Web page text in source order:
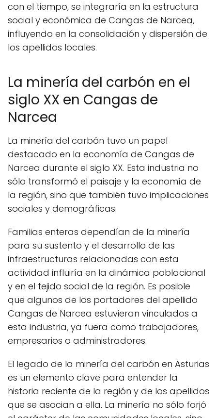
con el tiempo, se integraría en la estructura
social y económica de Cangas de Narcea,
influyendo en la consolidación y dispersión de
los apellidos locales.
La minería del carbón en el
siglo XX en Cangas de
Narcea
La minería del carbón tuvo un papel
destacado en la economía de Cangas de
Narcea durante el siglo XX. Esta industria no
sólo transformó el paisaje y la economía de
la región, sino que también tuvo implicaciones
sociales y demográficas.
Familias enteras dependían de la minería
para su sustento y el desarrollo de las
infraestructuras relacionadas con esta
actividad influiría en la dinámica poblacional
y en el tejido social de la región. Es posible
que algunos de los portadores del apellido
Cangas de Narcea estuvieran vinculados a
esta industria, ya fuera como trabajadores,
empresarios o administradores.
El legado de la minería del carbón en Asturias
es un elemento clave para entender la
historia reciente de la región y de los apellidos
que se asocian a ella. La minería no sólo forjó